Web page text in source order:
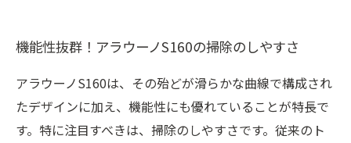
機能性抜群！アラウーノS160の掃除のしやすさ
アラウーノS160は、その殆どが滑らかな曲線で構成され
たデザインに加え、機能性にも優れていることが特長で
す。特に注目すべきは、掃除のしやすさです。従来のト